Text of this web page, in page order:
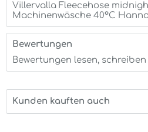
Villervalla Fleecehose
Machinenwäsche 40°C
Bewertungen
Bewertungen lesen,
Kunden kauften auch